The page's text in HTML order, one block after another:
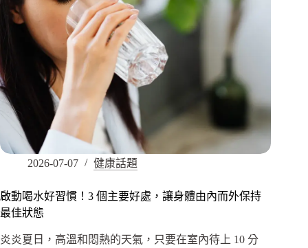
2026-07-07 健康話題
啟動喝水好習慣！3 個主要好處，讓身體由內而外保持
最佳狀態
炎炎夏日，高溫和悶熱的天氣，只要在室內待上 10 分